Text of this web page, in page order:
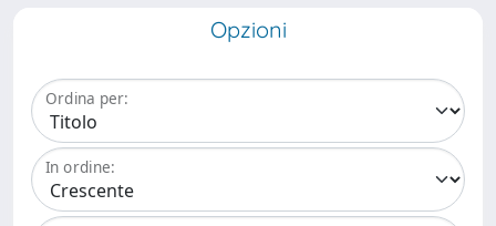
Opzioni
Ordina per:
In ordine: